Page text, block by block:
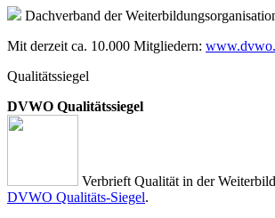
Dachverband der
Mit derzeit ca. 10.000 Mitgliedern:
Qualitätssiegel
DVWO Qualitätssiegel
Verbrieft Qualität in der
DVWO Qualitäts-Siegel.